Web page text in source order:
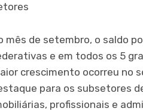
mês de setembro, o saldo
e em todos os 5
crescimento ocorreu no
para os subsetores
profissionais e